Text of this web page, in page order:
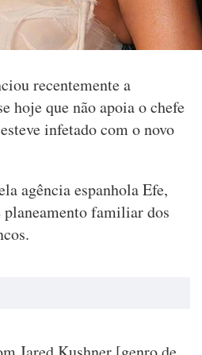
recentemente a
hoje que não apoia o chefe
infetado com o novo
agência espanhola Efe,
planeamento familiar dos